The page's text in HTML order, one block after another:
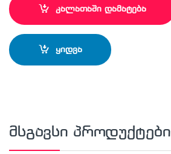
კალათაში დამატება
ყიდვა
მსგავსი პროდუქტები